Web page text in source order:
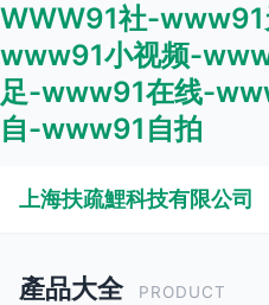
WWW91社-
www91小视频-
足-www91在线-
自-www91自拍
上海扶疏鯉科技有限公司
產品大全 PRODUCT